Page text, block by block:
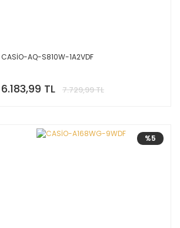
CASİO-AQ-S810W-1A2VDF
6.183,99 TL 7.729,99 TL
%5